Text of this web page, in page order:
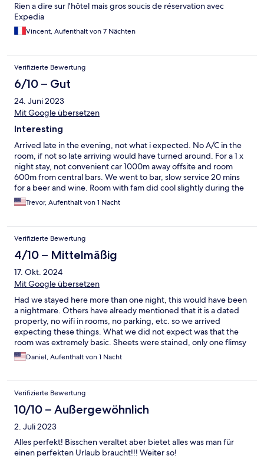
Rien a dire sur l'hôtel mais gros soucis de réservation avec
Expedia
Vincent, Aufenthalt von 7 Nächten
Verifizierte Bewertung
6/10 – Gut
24. Juni 2023
Mit Google übersetzen
Interesting
Arrived late in the evening, not what i expected. No A/C in the
room, if not so late arriving would have turned around. For a 1 x
night stay, not convenient car 1000m away offsite and room
600m from central bars. We went to bar, slow service 20 mins
for a beer and wine. Room with fam did cool slightly during the
night. Shewr bathroom excellent.
Trevor, Aufenthalt von 1 Nacht
Verifizierte Bewertung
4/10 – Mittelmäßig
17. Okt. 2024
Mit Google übersetzen
Had we stayed here more than one night, this would have been
a nightmare. Others have already mentioned that it is a dated
property, no wifi in rooms, no parking, etc. so we arrived
expecting these things. What we did not expect was that the
room was extremely basic. Sheets were stained, only one flimsy
pillow per bed, you could literally hear and feel the springs on
the mattress. Also, if you want the remote for the A/C you must
for using the ATM on-site. This was not listed anywhere on
Expedia. The hotel’s saving grace is the location (right in Cala
Romantica) and the breakfast which was quite better than
expected.
Daniel, Aufenthalt von 1 Nacht
Verifizierte Bewertung
10/10 – Außergewöhnlich
2. Juli 2023
Alles perfekt! Bisschen veraltet aber bietet alles was man für
einen perfekten Urlaub braucht!!! Weiter so!